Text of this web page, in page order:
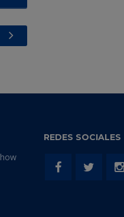
REDES SOCIALES